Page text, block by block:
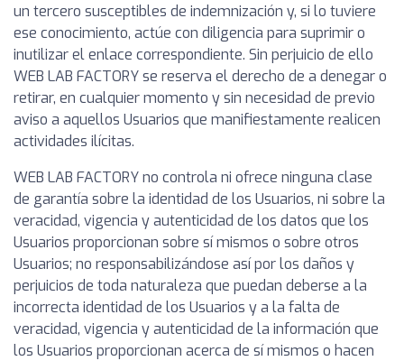
un tercero susceptibles de indemnización y, si lo tuviere
ese conocimiento, actúe con diligencia para suprimir o
inutilizar el enlace correspondiente. Sin perjuicio de ello
WEB LAB FACTORY se reserva el derecho de a denegar o
retirar, en cualquier momento y sin necesidad de previo
aviso a aquellos Usuarios que manifiestamente realicen
actividades ilícitas.
WEB LAB FACTORY no controla ni ofrece ninguna clase
de garantía sobre la identidad de los Usuarios, ni sobre la
veracidad, vigencia y autenticidad de los datos que los
Usuarios proporcionan sobre sí mismos o sobre otros
Usuarios; no responsabilizándose así por los daños y
perjuicios de toda naturaleza que puedan deberse a la
incorrecta identidad de los Usuarios y a la falta de
veracidad, vigencia y autenticidad de la información que
los Usuarios proporcionan acerca de sí mismos o hacen